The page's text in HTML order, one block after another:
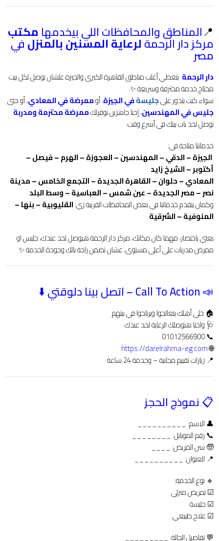
📍المناطق والمحافظات اللي بيخدمها مكتب
مركز دار الرحمةلرعاية المسنين بالمنزلفي
مصر
دار الرحمة بتغطي أغلب مناطق القاهرة الكبرى والجيزة علشان نوصل لكل بيت
محتاج خدمة محترفة وسريعة ✨.
سواء كنت بتدور علىجليسةفي الجيزة،أوممرضة في المعادي، أو حتى
جليس في المهندسين، إحنا جاهزين نوفرلكممرضة محترمة ومدربة
توصل لحد باب بيتك في أسرع وقت.
خدماتنا متاحة في:
الجيزة – الدقي – المهندسين – العجوزة – الهرم – فيصل –
أكتوبر – الشيخ زايد
المعادي – حلوان – القاهرة الجديدة – التجمع الخامس – مدينة
نصر – مصر الجديدة – عين شمس – العباسية – وسط البلد
وكمان بنقدم خدماتنا في بعض المحافظات القريبة زي:القليوبية – بنها –
المنوفية – الشرقية
يعني باختصار، مهما كان مكانك، مركز دار الرحمة هيوصل لحد عندك، جليس او
ممرض مدربات على أعلى مستوى، عشان تضمن راحة بالك وجودة الخدمة ✨
📣 Call To Action – اتصل بينا دلوقتي ⬇️
🏠 خلي أهلك يتعالجوا ويرتاحوا في بيتهم
🩺 واحنا هنوصلك الرعاية لحد عندك
📞 01012566900
🌐
https://darelrahma-eg.com
📍 زيارات تقييم مجانية – وخدمة 24 ساعة
📋 نموذج الحجز
👤 الاسم: __________
📞 رقم الموبايل: ________
🧓 سن المريض: ____
📍 العنوان: __________
🔹 نوع الخدمة:
☑ تمريض منزلي
☑ جليسة
☑ علاج طبيعي
💬 تفاصيل الحالة: _________